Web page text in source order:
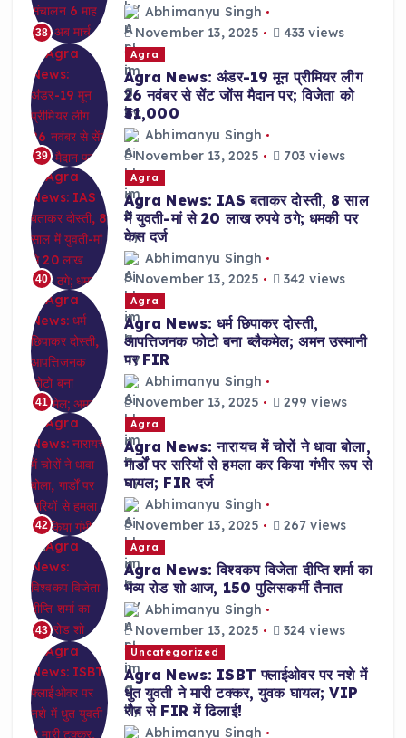
38
Abhimanyu Singh
November 13, 2025
433 views
39
Agra
Agra News: अंडर-19 मून प्रीमियर लीग
26 नवंबर से सेंट जोंस मैदान पर; विजेता को
₹31,000
Abhimanyu Singh
November 13, 2025
703 views
40
Agra
Agra News: IAS बताकर दोस्ती, 8 साल
में युवती-मां से 20 लाख रुपये ठगे; धमकी पर
केस दर्ज
Abhimanyu Singh
November 13, 2025
342 views
41
Agra
Agra News: धर्म छिपाकर दोस्ती,
आपत्तिजनक फोटो बना ब्लैकमेल; अमन उस्मानी
पर FIR
Abhimanyu Singh
November 13, 2025
299 views
42
Agra
Agra News: नारायच में चोरों ने धावा बोला,
गार्डों पर सरियों से हमला कर किया गंभीर रूप से
घायल; FIR दर्ज
Abhimanyu Singh
November 13, 2025
267 views
43
Agra
Agra News: विश्वकप विजेता दीप्ति शर्मा का
भव्य रोड शो आज, 150 पुलिसकर्मी तैनात
Abhimanyu Singh
November 13, 2025
324 views
Uncategorized
Agra News: ISBT फ्लाईओवर पर नशे में
धुत युवती ने मारी टक्कर, युवक घायल; VIP
रौब से FIR में ढिलाई!
Abhimanyu Singh